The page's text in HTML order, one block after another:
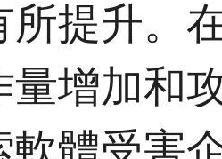
所提升。
量增加和